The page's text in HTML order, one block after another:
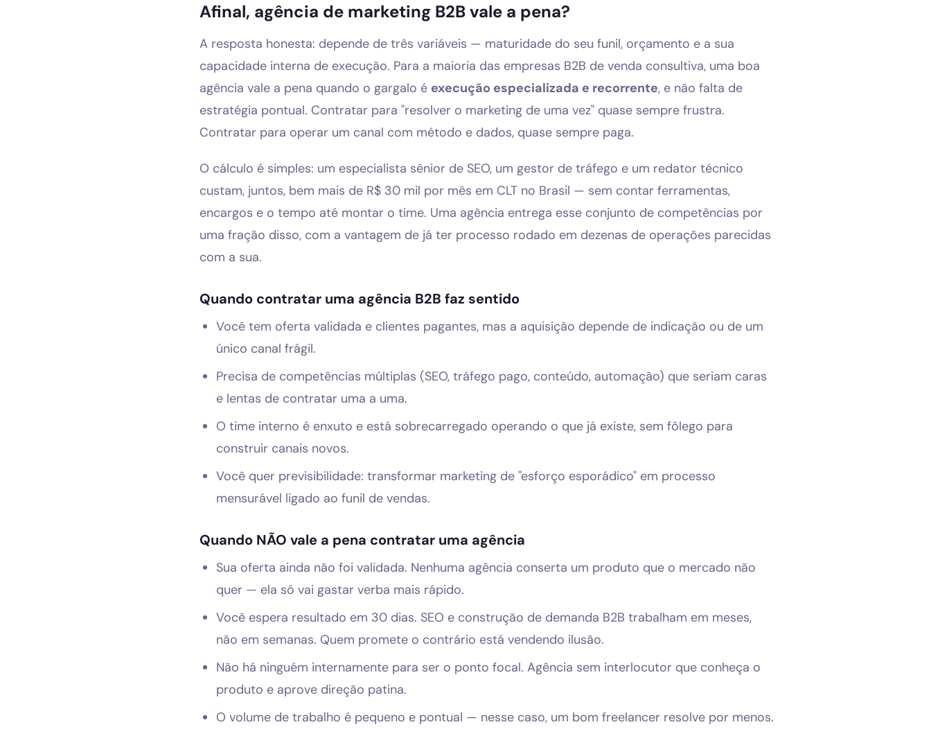
Afinal, agência de marketing B2B vale a pena?
A resposta honesta: depende de três variáveis — maturidade do seu funil, orçamento e a sua
capacidade interna de execução. Para a maioria das empresas B2B de venda consultiva, uma boa
agência vale a pena quando o gargalo é execução especializada e recorrente, e não falta de
estratégia pontual. Contratar para "resolver o marketing de uma vez" quase sempre frustra.
Contratar para operar um canal com método e dados, quase sempre paga.
O cálculo é simples: um especialista sênior de SEO, um gestor de tráfego e um redator técnico
custam, juntos, bem mais de R$ 30 mil por mês em CLT no Brasil — sem contar ferramentas,
encargos e o tempo até montar o time. Uma agência entrega esse conjunto de competências por
uma fração disso, com a vantagem de já ter processo rodado em dezenas de operações parecidas
com a sua.
Quando contratar uma agência B2B faz sentido
Você tem oferta validada e clientes pagantes, mas a aquisição depende de indicação ou de um
único canal frágil.
Precisa de competências múltiplas (SEO, tráfego pago, conteúdo, automação) que seriam caras
e lentas de contratar uma a uma.
O time interno é enxuto e está sobrecarregado operando o que já existe, sem fôlego para
construir canais novos.
Você quer previsibilidade: transformar marketing de "esforço esporádico" em processo
mensurável ligado ao funil de vendas.
Quando NÃO vale a pena contratar uma agência
Sua oferta ainda não foi validada. Nenhuma agência conserta um produto que o mercado não
quer — ela só vai gastar verba mais rápido.
Você espera resultado em 30 dias. SEO e construção de demanda B2B trabalham em meses,
não em semanas. Quem promete o contrário está vendendo ilusão.
Não há ninguém internamente para ser o ponto focal. Agência sem interlocutor que conheça o
produto e aprove direção patina.
O volume de trabalho é pequeno e pontual — nesse caso, um bom freelancer resolve por menos.